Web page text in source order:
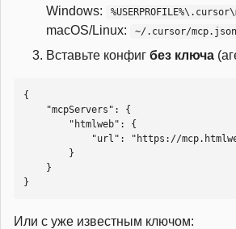
Windows:
macOS/Linux: ~/.cursor/mcp.json
Вставьте конфиг без ключа
{
}
Или с уже известным ключом: